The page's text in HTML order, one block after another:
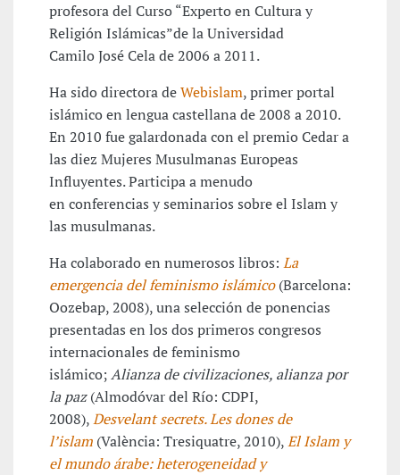
profesora del Curso “Experto en Cultura y
Religión Islámicas”de la Universidad
Camilo José Cela de 2006 a 2011.
Ha sido directora deWebislam, primer portal
islámico en lengua castellana de 2008 a 2010.
En 2010 fue galardonada con el premio Cedar a
las diez Mujeres Musulmanas Europeas
Influyentes. Participa a menudo
en conferencias y seminarios sobre el Islam y
las musulmanas.
Ha colaborado en numerosos libros: La
emergencia del feminismo islámico(Barcelona:
Oozebap, 2008), una selección de ponencias
presentadas en los dos primeros congresos
internacionales de feminismo
islámico;Alianza de civilizaciones, alianza por
la paz(Almodóvar del Río: CDPI,
2008),Desvelant secrets. Les dones de
l’islam (València: Tresiquatre, 2010),El Islam y
el mundo árabe: heterogeneidad y